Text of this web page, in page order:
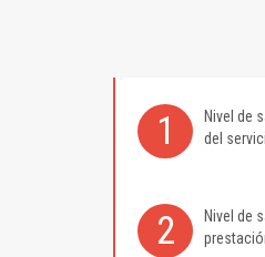
1 Nivel de
del
2 Nivel de